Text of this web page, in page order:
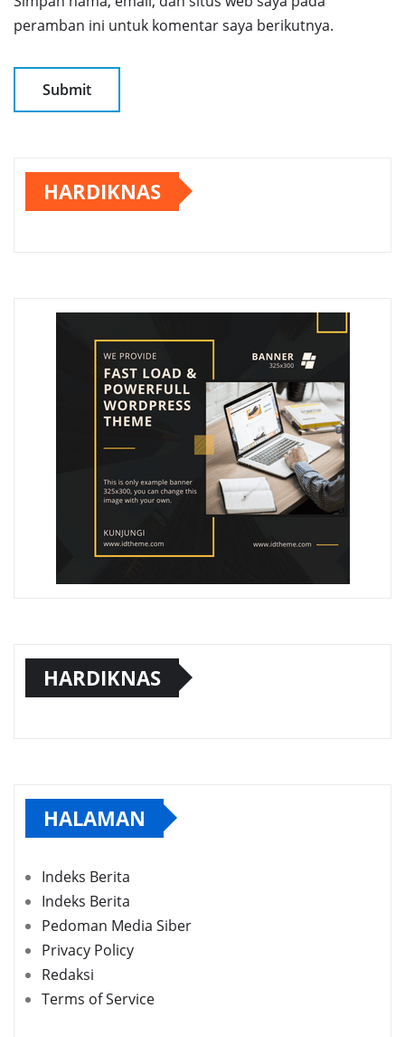
peramban ini untuk komentar saya berikutnya.
HARDIKNAS
HARDIKNAS
HALAMAN
Indeks Berita
Indeks Berita
Pedoman Media Siber
Privacy Policy
Redaksi
Terms of Service